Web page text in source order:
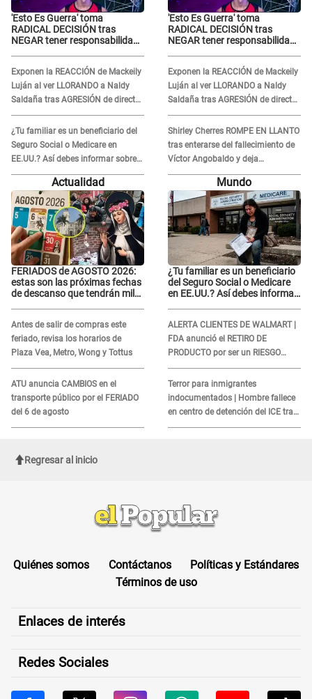
'Esto Es Guerra' toma
RADICAL DECISIÓN tras
NEGAR tener responsabilidad
Exponen la REACCIÓN de Mackeily
Luján al ver LLORANDO a Naldy
Saldaña tras AGRESIÓN de director
de 'La Bella Luz': Esto hizo
¿Tu familiar es un beneficiario del
Seguro Social o Medicare en
EE.UU.? Así debes informar sobre
su muerte para EVITAR COBROS
'Esto Es Guerra' toma
RADICAL DECISIÓN tras
NEGAR tener responsabilidad
Exponen la REACCIÓN de Mackeily
Luján al ver LLORANDO a Naldy
Saldaña tras AGRESIÓN de director
de 'La Bella Luz': Esto hizo
Shirley Cherres ROMPE EN LLANTO
tras enterarse del fallecimiento de
Víctor Angobaldo y deja
DESGARRADOR mensaje: "Mi
corazón está roto..."
Actualidad
FERIADOS de AGOSTO 2026:
estas son las próximas fechas
de descanso que tendrán miles
Antes de salir de compras este
feriado, revisa los horarios de
Plaza Vea, Metro, Wong y Tottus
ATU anuncia CAMBIOS en el
transporte público por el FERIADO
del 6 de agosto
Mundo
¿Tu familiar es un beneficiario
del Seguro Social o Medicare
en EE.UU.? Así debes informar
ALERTA CLIENTES DE WALMART |
FDA anunció el RETIRO DE
PRODUCTO por ser un RIESGO
MORTAL para consumidores: ¿Cuál
es?
Terror para inmigrantes
indocumentados | Hombre fallece
en centro de detención del ICE tras
sufrir una "emergencia médica"
Regresar al inicio
Quiénes somos Contáctanos
Políticas y Estándares
Términos de uso
Enlaces de interés
Redes Sociales